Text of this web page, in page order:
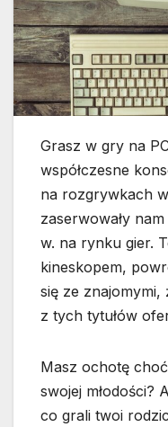
Grasz w gry na
współczesne
na rozgrywkach
zaserwowały
w. na rynku gier.
kineskopem,
się ze znajomymi,
z tych tytułów
Masz ochotę
swojej młodości?
co grali twoi